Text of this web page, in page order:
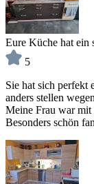
Eure Küche hat ein
5
Sie hat sich perfekt
anders stellen
Meine Frau war mit
Besonders schön